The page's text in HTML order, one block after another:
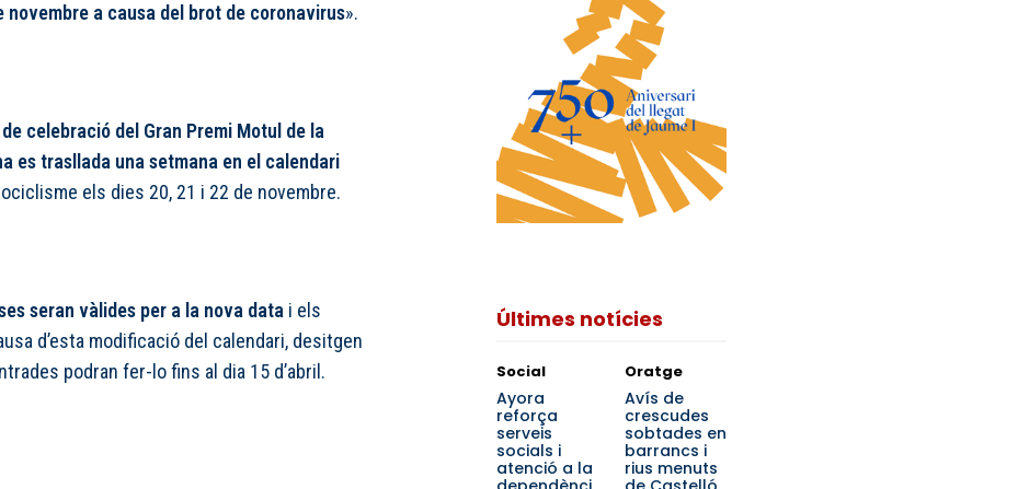
novembre a causa del brot de coronavirus».
de celebració del Gran Premi Motul de la
es trasllada una setmana en el calendari
els dies 20, 21 i 22 de novembre.
seran vàlides per a la nova data i els
d’esta modificació del calendari, desitgen
podran fer-lo fins al dia 15 d’abril.
Últimes notícies
Social
Ayora
reforça
serveis
socials i
atenció a la
Oratge
Avís de
crescudes
sobtades en
barrancs i
rius menuts